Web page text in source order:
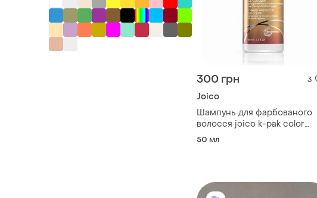
300 грн 3
Joico
Шампунь для фарбованого
волосся joico k-pak color
therapy shampoo 50 мл
50 мл